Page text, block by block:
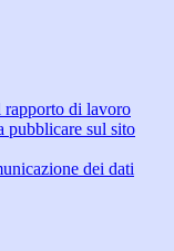
rapporto di lavoro
pubblicare sul sito
dei dati